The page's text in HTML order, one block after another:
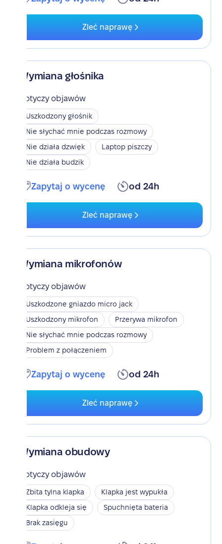
Zleć naprawę
Wymiana głośnika
Dotyczy objawów
Uszkodzony głośnik
Nie słychać mnie podczas rozmowy
Nie działa dzwięk
Laptop piszczy
Nie działa budzik
Zapytaj o wycenę od 24h
Zleć naprawę
Wymiana mikrofonów
Dotyczy objawów
Uszkodzone gniazdo micro jack
Uszkodzony mikrofon
Przerywa mikrofon
Nie słychać mnie podczas rozmowy
Problem z połączeniem
Zapytaj o wycenę od 24h
Zleć naprawę
Wymiana obudowy
Dotyczy objawów
Zbita tylna klapka
Klapka jest wypukła
Klapka odkleja się
Spuchnięta bateria
Brak zasięgu